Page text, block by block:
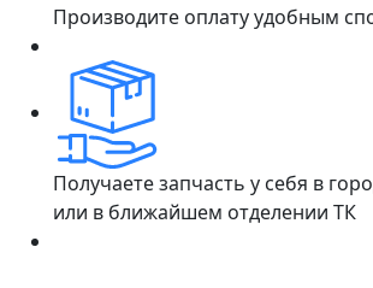
Производите оплату удобным
Получаете запчасть у себя в
или в ближайшем отделении ТК